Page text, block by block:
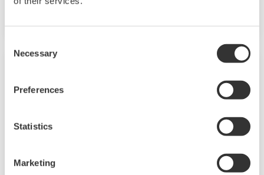
Selection
Necessary
Preferences
Statistics
Marketing
naar het net. Yokogawa levert oplossingen voor
stabiele bedrijfsvoering te bereiken en de
Hiermee dragen we bij aan de doelstellingen